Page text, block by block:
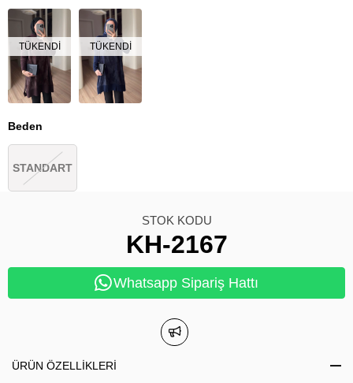
TÜKENDI TÜKENDI
Beden
STANDART
STOK KODU
KH-2167
Whatsapp Sipariş Hattı
ÜRÜN ÖZELLIKLERI